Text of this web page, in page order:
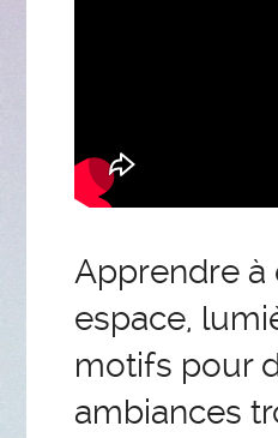
Apprendre à
espace,
motifs pour
ambiances